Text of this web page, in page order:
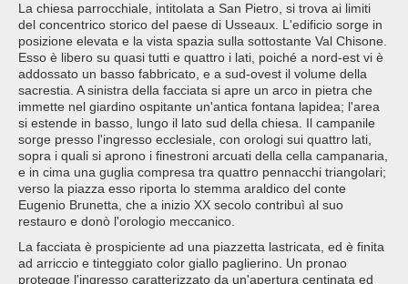
La chiesa parrocchiale, intitolata a San Pietro, si trova ai limiti
del concentrico storico del paese di Usseaux. L'edificio sorge in
posizione elevata e la vista spazia sulla sottostante Val Chisone.
Esso è libero su quasi tutti e quattro i lati, poiché a nord-est vi è
addossato un basso fabbricato, e a sud-ovest il volume della
sacrestia. A sinistra della facciata si apre un arco in pietra che
immette nel giardino ospitante un'antica fontana lapidea; l'area
si estende in basso, lungo il lato sud della chiesa. Il campanile
sorge presso l'ingresso ecclesiale, con orologi sui quattro lati,
sopra i quali si aprono i finestroni arcuati della cella campanaria,
e in cima una guglia compresa tra quattro pennacchi triangolari;
verso la piazza esso riporta lo stemma araldico del conte
Eugenio Brunetta, che a inizio XX secolo contribuì al suo
restauro e donò l'orologio meccanico.
La facciata è prospiciente ad una piazzetta lastricata, ed è finita
ad arriccio e tinteggiato color giallo paglierino. Un pronao
protegge l'ingresso caratterizzato da un'apertura centinata ed